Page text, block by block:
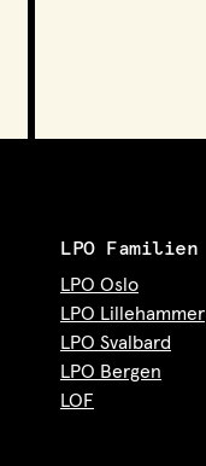
LPO Familien
LPO Oslo
LPO Lillehammer
LPO Svalbard
LPO Bergen
LOF